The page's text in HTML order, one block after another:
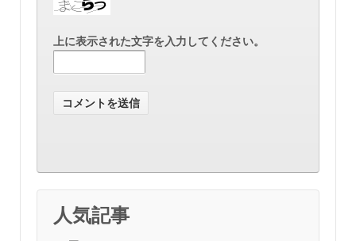
上に表示された文字を入力してください。
人気記事